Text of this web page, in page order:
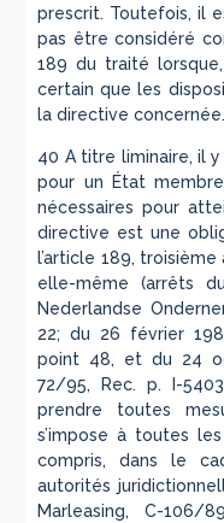
prescrit. Toutefois, il
pas être considéré
189 du traité
certain que les
la directive concernée.
40 A titre liminaire, il
pour un État
nécessaires pour
directive est une
l’article 189,
elle-même (arrêts
Nederlandse
22; du 26 février
point 48, et du 24
72/95, Rec. p. I-
prendre toutes
s’impose à toutes
compris, dans le
autorités
Marleasing, C-